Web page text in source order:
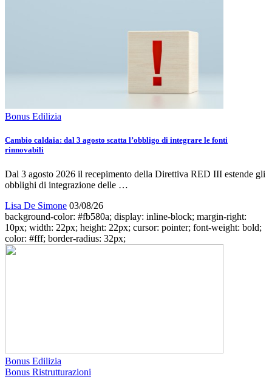
Bonus Edilizia
Cambio caldaia: dal 3 agosto scatta l’obbligo di integrare le fonti
rinnovabili
Dal 3 agosto 2026 il recepimento della Direttiva RED III estende gli
obblighi di integrazione delle …
Lisa De Simone 03/08/26
background-color: #fb580a; display: inline-block; margin-right:
10px; width: 22px; height: 22px; cursor: pointer; font-weight: bold;
color: #fff; border-radius: 32px;
Bonus Edilizia
Bonus Ristrutturazioni